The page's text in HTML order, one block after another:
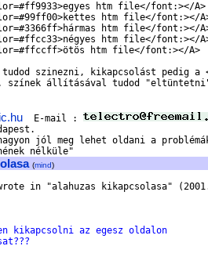
htm file</font:></
htm file</font:></
htm file</font:></
htm file</font:></
htm file</font:></A>
szinezni, kikapcsolást pedig a
színek állításával tudod
  E-mail :
jól meg lehet oldani a
(mind)
in "alahuzas kikapcsolasa"
kikapcsolni az egesz oldalon